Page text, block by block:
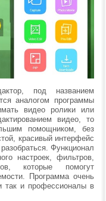
под названием
аналогом программы
видео ролики или
видео, то
помощником, без
красивый интерфейс
Функционал
настроек, фильтров,
которые помогут
Программа очень
так и профессионалы в